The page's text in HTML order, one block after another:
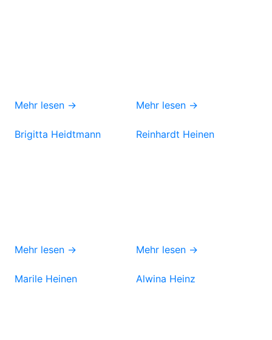
Mehr lesen → Mehr lesen →
Brigitta Heidtmann
Mehr lesen →
Reinhardt Heinen
Mehr lesen →
Marile Heinen Alwina Heinz